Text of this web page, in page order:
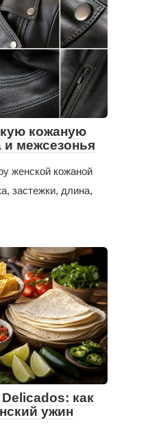
кожаную
и межсезонья
женской кожаной
застежки, длина,
как
ужин